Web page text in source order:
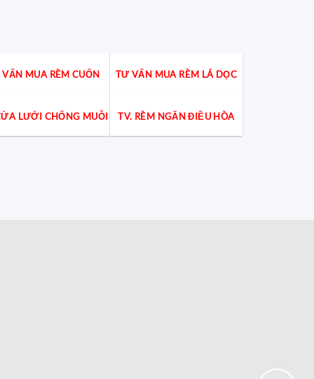
MUA RÈM CUỐN TƯ VẤN MUA RÈM LÁ DỌC
LƯỚI CHỐNG MUỖI TV. RÈM NGĂN ĐIỀU HÒA